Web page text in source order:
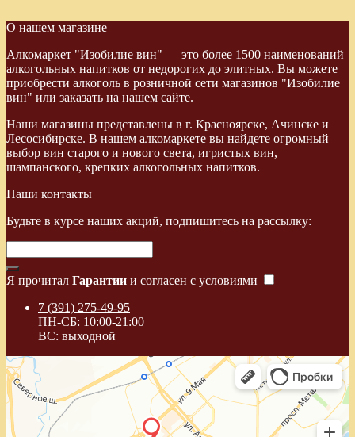
О нашем магазине
Алкомаркет "Изобилие вин" — это более 1500 наименований
алкогольных напитков от недорогих до элитных. Вы можете
приобрести алкоголь в розничной сети магазинов "Изобилие
вин" или заказать на нашем сайте.
Наши магазины представлены в г. Красноярске, Ачинске и
Лесосибирске. В нашем алкомаркете вы найдете огромный
выбор вин старого и нового света, игристых вин,
шампанского, крепких алкогольных напитков.
Наши контакты
Будьте в курсе наших акций, подпишитесь на рассылку:
Я прочитал Гарантии и согласен с условиями
7 (391) 275-49-95
ПН-СБ: 10:00-21:00
ВС: выходной